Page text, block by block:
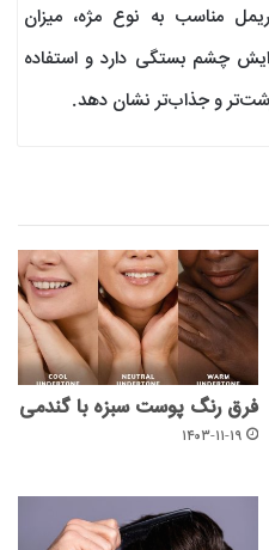
مناسب به نوع مژه، میزان
چشم بستگی دارد و استفاده
و جذاب‌تر نشان دهد.
فرق رنگ پوست سبزه با گندمی
۱۴۰۳-۱۱-۱۹